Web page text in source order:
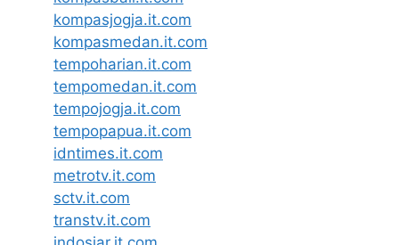
kompasjogja.it.com
kompasmedan.it.com
tempoharian.it.com
tempomedan.it.com
tempojogja.it.com
tempopapua.it.com
idntimes.it.com
metrotv.it.com
sctv.it.com
transtv.it.com